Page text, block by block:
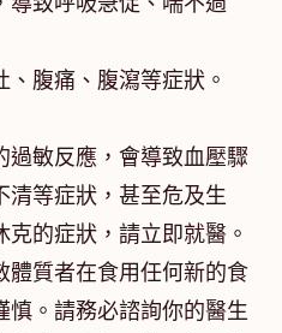
、腹痛、腹瀉等症狀。
過敏反應，會導致血壓驟
清等症狀，甚至危及生
的症狀，請立即就醫。
體質者在食用任何新的食
。請務必諮詢你的醫生